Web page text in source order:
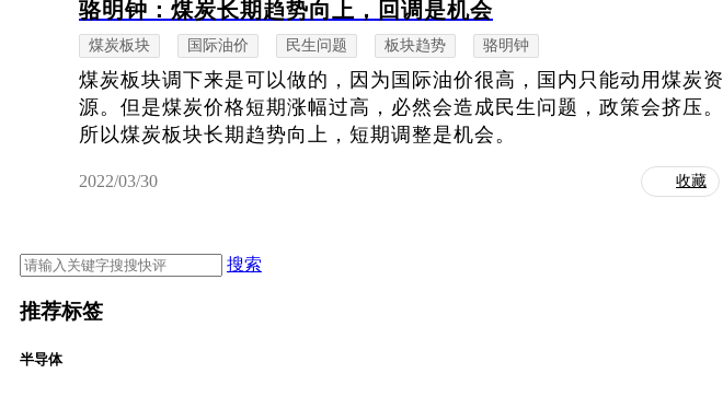
骆明钟：煤炭长期趋势向上，回调是机会
煤炭板块 国际油价 民生问题 板块趋势 骆明钟
煤炭板块调下来是可以做的，因为国际油价很高，国内只能动用煤炭资
源。但是煤炭价格短期涨幅过高，必然会造成民生问题，政策会挤压。
所以煤炭板块长期趋势向上，短期调整是机会。
2022/03/30 收藏
搜索
推荐标签
半导体